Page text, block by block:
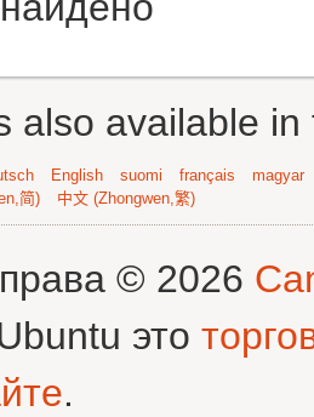
also available
English suomi français
magyar
简) 中文 (Zhongwen,繁)
© 2026
это
.